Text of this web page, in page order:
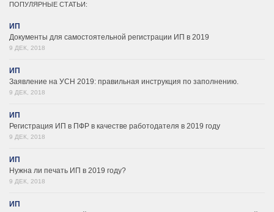
ПОПУЛЯРНЫЕ СТАТЬИ:
ИП
Документы для самостоятельной регистрации ИП в 2019
9 ДЕК, 2018
ИП
Заявление на УСН 2019: правильная инструкция по заполнению.
9 ДЕК, 2018
ИП
Регистрация ИП в ПФР в качестве работодателя в 2019 году
9 ДЕК, 2018
ИП
Нужна ли печать ИП в 2019 году?
9 ДЕК, 2018
ИП